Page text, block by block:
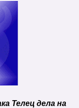
Телец дела на